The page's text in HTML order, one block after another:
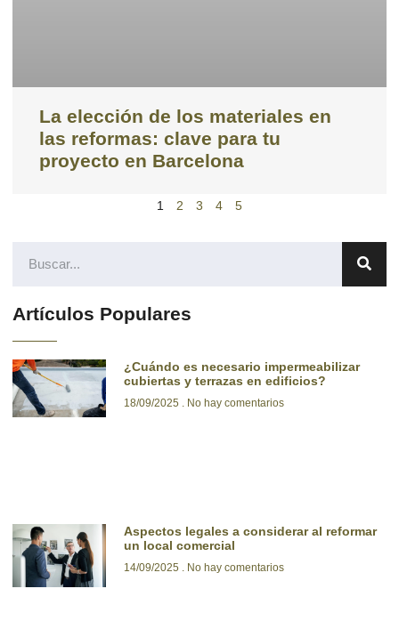
Artículos Populares
¿Cuándo es necesario impermeabilizar
cubiertas y terrazas en edificios?
18/09/2025 No hay comentarios
Aspectos legales a considerar al reformar
un local comercial
14/09/2025 No hay comentarios
La elección de los materiales en
las reformas: clave para tu
proyecto en Barcelona
1 2 3 4 5